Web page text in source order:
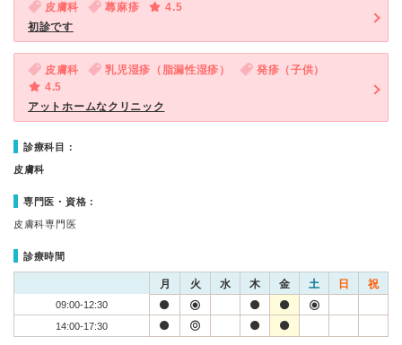
皮膚科 蕁麻疹
4.5
初診です
皮膚科 乳児湿疹（脂漏性湿疹）
発疹（子供）
4.5
アットホームなクリニック
診療科目：
皮膚科
専門医・資格：
皮膚科専門医
診療時間
月 火 水 木 金 土 日 祝
09:00-12:30
14:00-17:30